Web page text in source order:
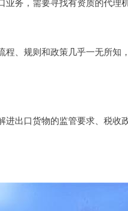
务，需要寻找有资质的代理
、规则和政策几乎一无所知
出口货物的监管要求、税收